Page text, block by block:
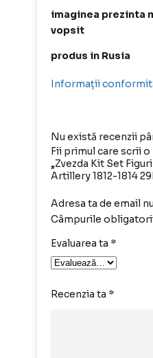
imaginea prezinta
vopsit
produs in Rusia
Informații
Nu există recenzii
Fii primul care scrii
„Zvezda Kit Set
Artillery 1812-1814
Adresa ta de email
Câmpurile
Evaluarea ta *
Recenzia ta *